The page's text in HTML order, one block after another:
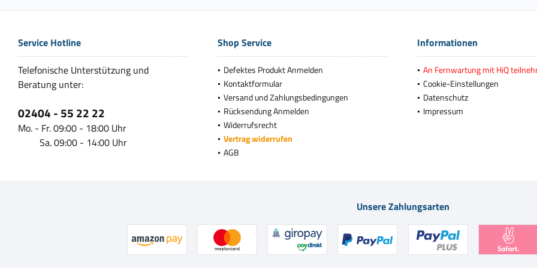
Service Hotline
Telefonische Unterstützung und
Beratung unter:
02404 - 55 22 22
Mo. - Fr. 09:00 - 18:00 Uhr
Sa. 09:00 - 14:00 Uhr
Shop Service
Defektes Produkt Anmelden
Kontaktformular
Versand und Zahlungsbedingungen
Rücksendung Anmelden
Widerrufsrecht
Vertrag widerrufen
AGB
Informationen
An Fernwartung mit HiQ
Cookie-Einstellungen
Datenschutz
Impressum
Unsere Zahlungsarten